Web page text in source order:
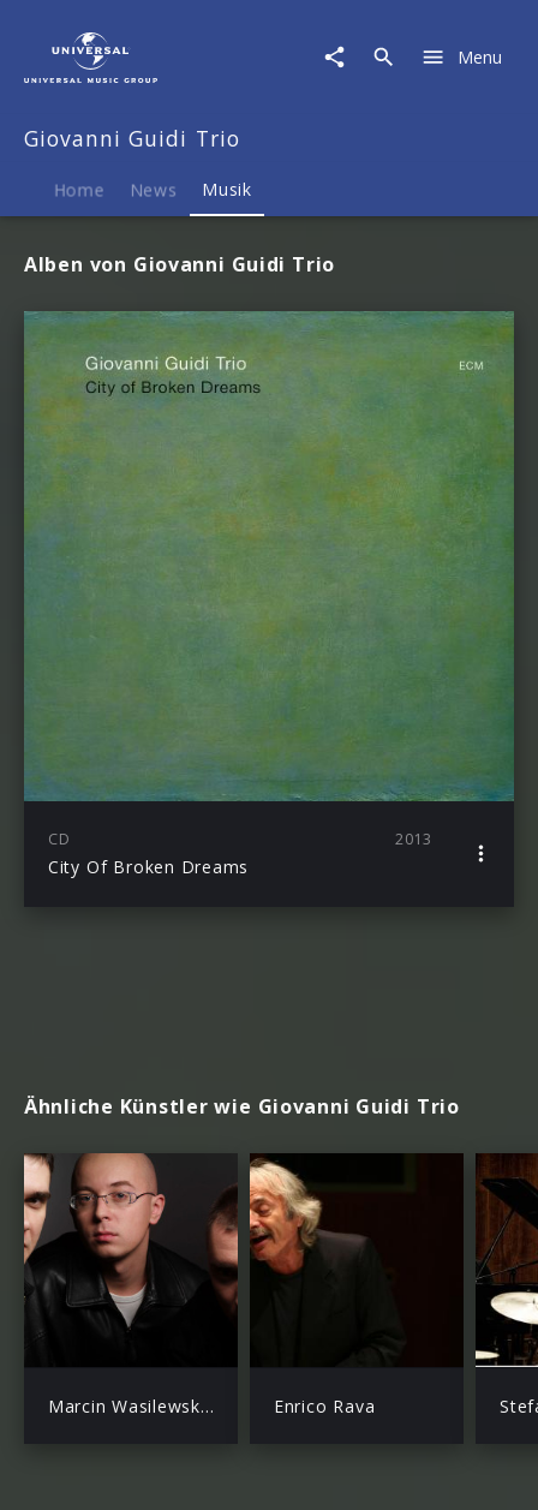
Menu
Giovanni Guidi Trio
Home News Musik
Alben von Giovanni Guidi Trio
CD 2013
City Of Broken Dreams
Ähnliche Künstler wie Giovanni Guidi Trio
Marcin Wasilewski Trio Enrico Rava